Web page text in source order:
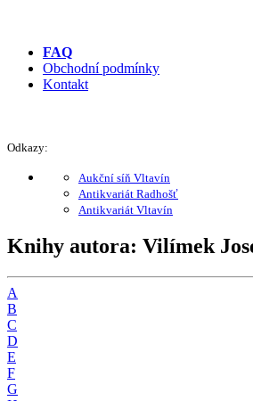
FAQ
Obchodní podmínky
Kontakt
Odkazy:
Aukční síň Vltavín
Antikvariát Radhošť
Antikvariát Vltavín
Knihy autora: Vilímek
A
B
C
D
E
F
G